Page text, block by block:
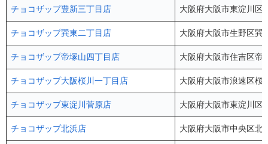
チョコザップ豊新三丁目店 大阪府大阪市東淀川
チョコザップ巽東二丁目店 大阪府大阪市生野区
チョコザップ帝塚山四丁目店 大阪府大阪市住吉区
チョコザップ大阪桜川一丁目店 大阪府大阪市浪速区
チョコザップ東淀川菅原店 大阪府大阪市東淀川
チョコザップ北浜店 大阪府大阪市中央区